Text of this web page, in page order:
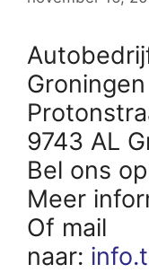
Groningen
9743 AL
Bel ons
Meer
Of mail
naar: